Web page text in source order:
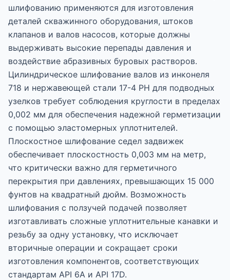
шлифованию применяются для изготовления
деталей скважинного оборудования, штоков
клапанов и валов насосов, которые должны
выдерживать высокие перепады давления и
воздействие абразивных буровых растворов.
Цилиндрическое шлифование валов из инконеля
718 и нержавеющей стали 17-4 PH для подводных
узелков требует соблюдения круглости в пределах
0,002 мм для обеспечения надежной герметизации
с помощью эластомерных уплотнителей.
Плоскостное шлифование седел задвижек
обеспечивает плоскостность 0,003 мм на метр,
что критически важно для герметичного
перекрытия при давлениях, превышающих 15 000
фунтов на квадратный дюйм. Возможность
шлифования с ползучей подачей позволяет
изготавливать сложные уплотнительные канавки и
резьбу за одну установку, что исключает
вторичные операции и сокращает сроки
изготовления компонентов, соответствующих
стандартам API 6A и API 17D.